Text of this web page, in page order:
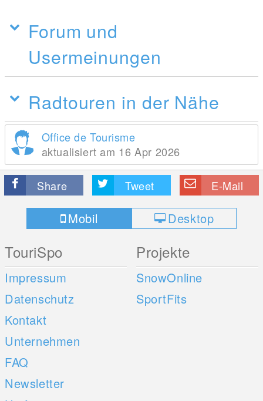
Forum und
Usermeinungen
Radtouren in der Nähe
Office de Tourisme
aktualisiert am 16 Apr 2026
Share Tweet E-Mail
Mobil Desktop
TouriSpo
Impressum
Datenschutz
Kontakt
Unternehmen
FAQ
Newsletter
Projekte
SnowOnline
SportFits